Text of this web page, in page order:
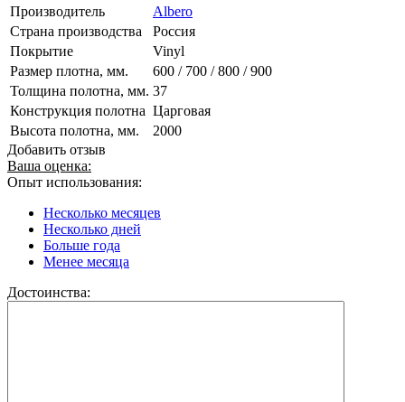
Производитель
Albero
Страна производства
Россия
Покрытие
Vinyl
Размер плотна, мм.
600 / 700 / 800 / 900
Толщина полотна, мм. 37
Конструкция полотна Царговая
Высота полотна, мм.
2000
Добавить отзыв
Ваша оценка:
Опыт использования:
Несколько месяцев
Несколько дней
Больше года
Менее месяца
Достоинства: